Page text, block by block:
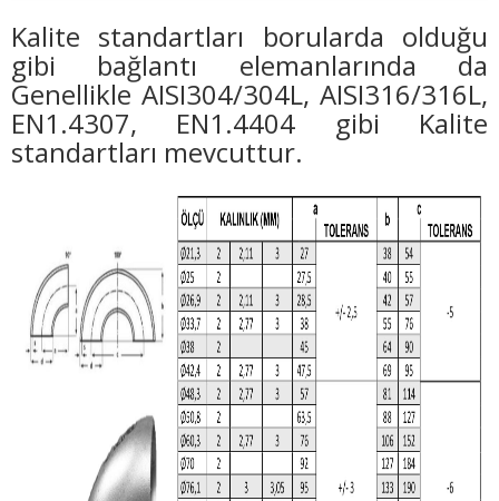
Kalite standartları borularda olduğu
gibi bağlantı elemanlarında da
Genellikle AISI304/304L, AISI316/316L,
EN1.4307, EN1.4404 gibi Kalite
standartları mevcuttur.